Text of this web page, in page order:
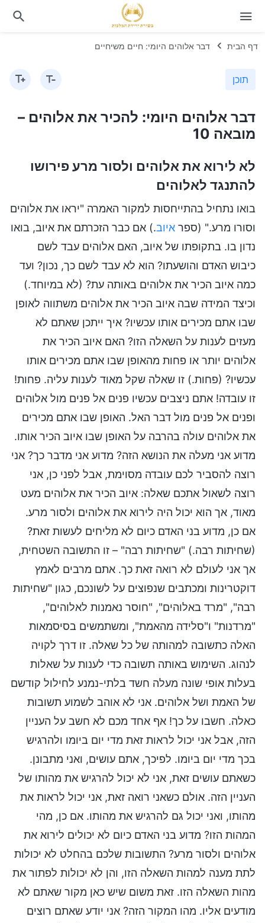
דף הבית דבר אלוהים היומי: חיים משיחיים
תוכן
דבר אלוהים היומי: להכיר את אלוהים –
מובאה 10
לא לירוא את אלוהים ולסור מרע פירושו
להתנגד לאלוהים
בואו נתחיל בהתייחסות למקור האמרה "יראו את אלוהים
וסורו מרע." (ספר איוב.) אם כבר הזכרתם את איוב, בואו
נדון בו. בתקופתו של איוב, האם אלוהים עבד לשם
כיבוש האדם והושעתו? הוא לא עבד לשם כך, נכון? ועד
כמה איוב הכיר את אלוהים באותה עת? (לא במיוחד.)
וכיצד המידה שבה איוב הכיר את אלוהים משתווה לאופן
שבו אתם מכירים אותו עכשיו? איך ייתכן שאתם לא
מעזים לענות על השאלה הזו? האם איוב הכיר את
אלוהים יותר או פחות מהאופן שבו אתם מכירים אותו
עכשיו? (פחות.) זו שאלה שקל מאוד לענות עליה. פחות!
זו עובדה! אתם ניצבים עכשיו פנים אל פנים מול אלוהים
ופנים אל פנים מול דבר האל. האופן שבו אתם מכירים
את אלוהים עולה בהרבה על האופן שבו איוב הכיר אותו.
מדוע אני מעלה את הנושא הזה? מדוע אני מדבר כך? אני
רוצה להסביר לכם עובדה מסוימת, אבל לפני כן, אני
רוצה לשאול אתכם שאלה: איוב הכיר את אלוהים מעט
מאוד, אך הוא יכול היה לירוא את אלוהים ולסור מרע.
אם כן, מדוע בני האדם כיום לא מליחים לעשות זאת?
(שחיתות רבה.) "שחיתות רבה" – זו התשובה השטחית,
אך אני לעולם לא רואה זאת כך. אתם מרבים לאמץ
דוקטרינות ומכתבים שנפוצים על לשונכם, כגון "שחיתות
רבה", "מרד באלוהים", "חוסר נאמנות לאלוהים",
"מרדנות" ו"סלידה מהאמת", ומשתמשים בסיסמאות
האלה כתשובה למהותה של כל שאלה. זו דרך לקויה
לנהוג. השימוש באותה תשובה כדי לענות על שאלות
בעלות אופי שונה מעלה חשד בלתי-נמנע לחילול קודשם
של האמת ושל אלוהים. אני לא אוהב לשמוע תשובות
כאלה. חשבו על כך! אף אחד מכם לא חשב על העניין
הזה, אבל אני יכול לראות זאת מדי יום ביומו ולהרגיש
בכך מדי יום ביומו. לפיכך, אתם עושים, ואני מתבונן.
כשאתם עושים זאת, אני לא יכול להרגיש את מהותו של
העניין הזה. אולם כשאני רואה זאת, אני יכול לראות את
מהותו, ואני יכול גם להרגיש את מהותו. אם כן, מהי
המהות הזו? מדוע בני האדם כיום לא יכולים לירוא את
אלוהים ולסור מרע? התשובות שלכם בהחלט לא יכולות
לתת מענה למהות השאלה הזו, והן לא יכולות לפתור את
מהות השאלה הזו. זאת משום שיש כאן מקור שאתם לא
מודעים אליו. מהו המקור הזה? אני יודע שאתם רוצים